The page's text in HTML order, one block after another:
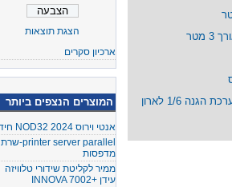
הצגת תוצאות
ארכיון סקרים
המוצרים הנצפים ביותר
אנטי וירוס NOD32 2024 חידוש
printer server parallel-שרת
מדפסות
ממיר לקליטת שידורי טלוויזה
עידן +INNOVA 7002
פס שקעי חשמל + מערכת הגנה 1/6 לארון